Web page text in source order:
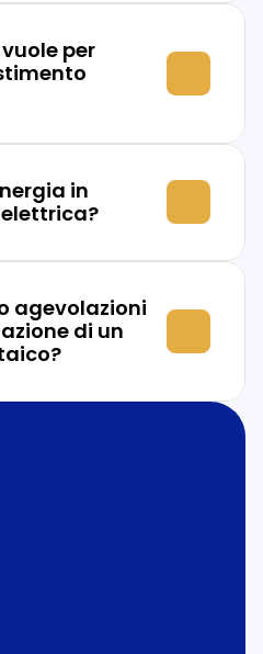
per
in
agevolazioni
di un